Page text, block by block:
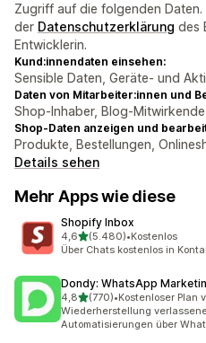
Zugriff auf die folgenden
der Datenschutzerklärung des
Entwicklerin.
Kund:innendaten einsehen:
Sensible Daten, Geräte- und
Daten von Mitarbeiter:innen und
Shop-Inhaber, Blog-Mitwirkende
Shop-Daten anzeigen und
Produkte, Bestellungen,
Details sehen
Mehr Apps wie diese
Shopify Inbox
4,6von 5 Sternen
(5.480)
5480 Rezensionen insgesamt
•Kostenlos
Über Chats kostenlos in
Dondy: WhatsApp
4,8von 5 Sternen
(770)
770 Rezensionen insgesamt
•Kostenloser Plan
Wiederherstellung
Automatisierungen über